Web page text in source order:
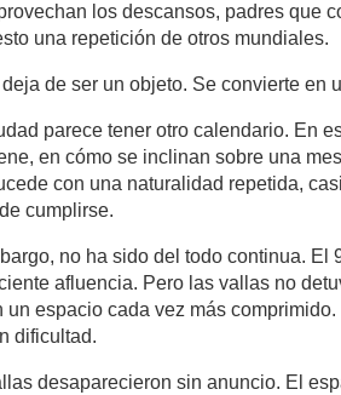
los descansos, padres que
una repetición de otros mundiales.
de ser un objeto. Se convierte en
parece tener otro calendario. En
en cómo se inclinan sobre una
con una naturalidad repetida,
cumplirse.
no ha sido del todo continua.
afluencia. Pero las vallas no
un espacio cada vez más
dificultad.
desaparecieron sin anuncio. El